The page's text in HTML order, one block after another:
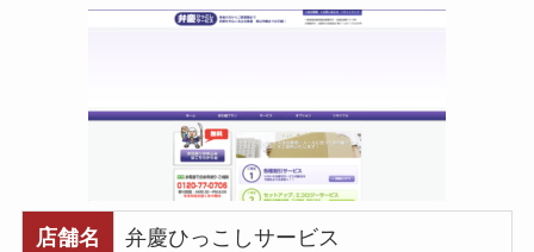
店舗名 弁慶ひっこしサービス